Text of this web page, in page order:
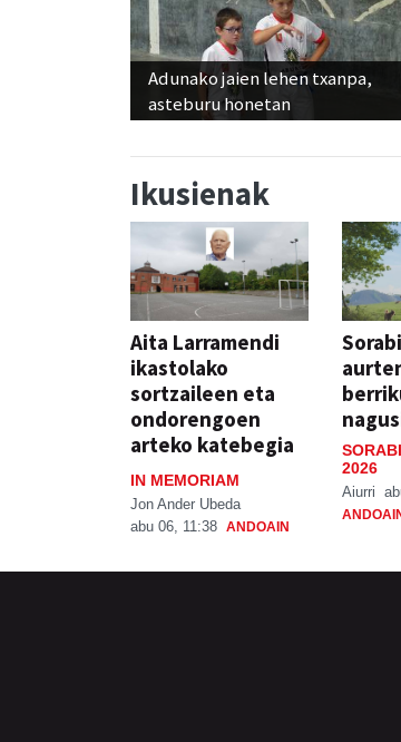
Adunako jaien lehen txanpa,
asteburu honetan
Ikusienak
Aita Larramendi
ikastolako
sortzaileen eta
ondorengoen
arteko katebegia
IN MEMORIAM
Jon Ander Ubeda
abu 06, 11:38 ANDOAIN
2026
Aiurri